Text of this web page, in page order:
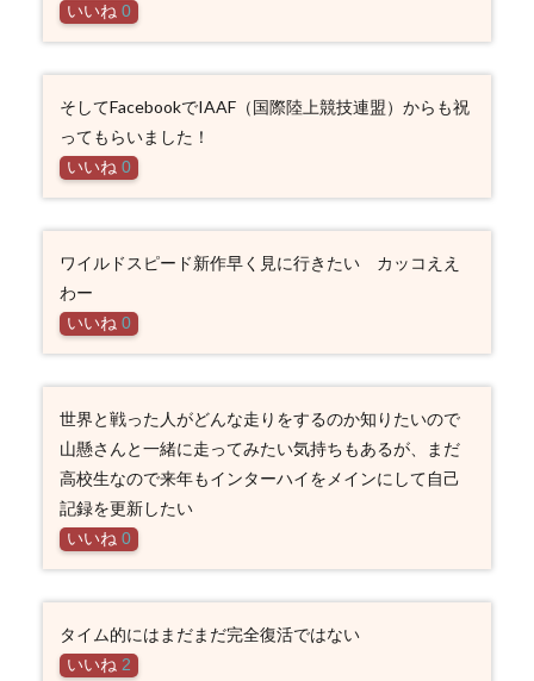
いいね 0
そしてFacebookでIAAF（国際陸上競技連盟）からも祝
ってもらいました！
いいね 0
ワイルドスピード新作早く見に行きたい カッコええ
わー
いいね 0
世界と戦った人がどんな走りをするのか知りたいので
山懸さんと一緒に走ってみたい気持ちもあるが、まだ
高校生なので来年もインターハイをメインにして自己
記録を更新したい
いいね 0
タイム的にはまだまだ完全復活ではない
いいね 2